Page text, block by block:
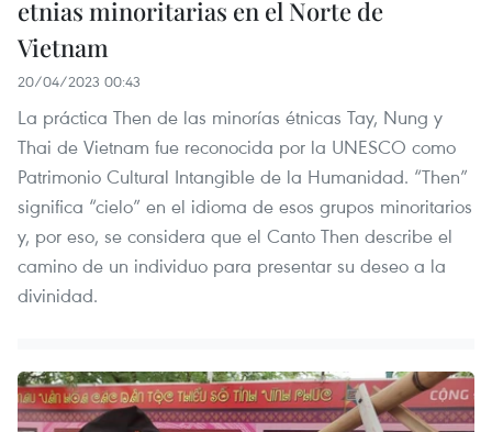
etnias minoritarias en el Norte de
Vietnam
20/04/2023 00:43
La práctica Then de las minorías étnicas Tay, Nung y
Thai de Vietnam fue reconocida por la UNESCO como
Patrimonio Cultural Intangible de la Humanidad. “Then”
significa “cielo” en el idioma de esos grupos minoritarios
y, por eso, se considera que el Canto Then describe el
camino de un individuo para presentar su deseo a la
divinidad.